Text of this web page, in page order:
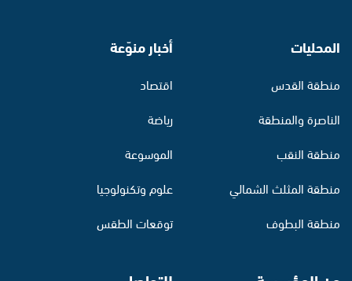
المحليات
منطقة القدس
الناصرة والمنطقة
منطقة النقب
منطقة المثلث الشمالي
منطقة البطوف
أخبار منوّعة
اقتصاد
رياضة
الموسوعة
علوم وتكنولوجيا
توقعات الطقس